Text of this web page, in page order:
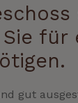
gut